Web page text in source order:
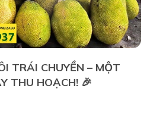
TRÁI CHUYỀN – MỘT
THU HOẠCH! 🎉